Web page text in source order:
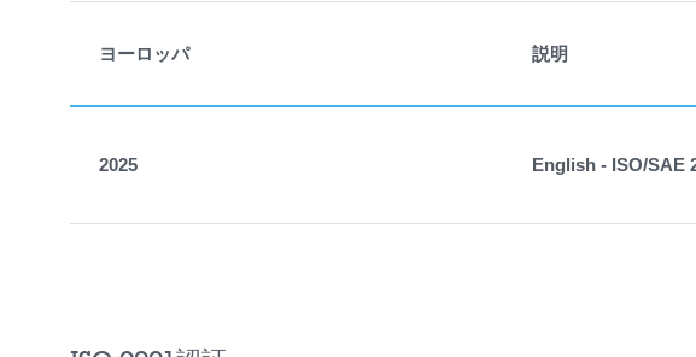
ヨーロッパ 説明
2025 English - ISO/SAE